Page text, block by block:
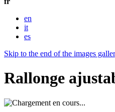
en
it
es
Skip to the end of the images
Rallonge